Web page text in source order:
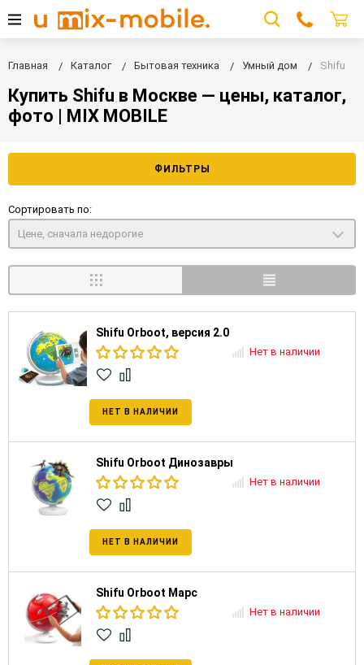
Главная Каталог Бытовая техника Умный дом Shifu
Купить Shifu в Москве — цены, каталог,
фото | MIX MOBILE
ФИЛЬТРЫ
Сортировать по:
Цене, сначала недорогие
Shifu Orboot, версия 2.0
Нет в наличии
НЕТ В НАЛИЧИИ
Shifu Orboot Динозавры
Нет в наличии
НЕТ В НАЛИЧИИ
Shifu Orboot Марс
Нет в наличии